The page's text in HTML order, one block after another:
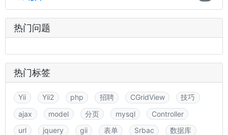
热门问题
热门标签
Yii Yii2 php 招聘 CGridView
技巧
ajax
model 分页 mysql
Controller
url
jquery gii 表单 Srbac
数据库